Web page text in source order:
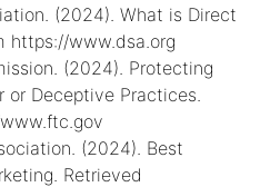
(2024). What is Direct
https://www.dsa.org
(2024). Protecting
or Deceptive Practices.
(2024). Best
Retrieved